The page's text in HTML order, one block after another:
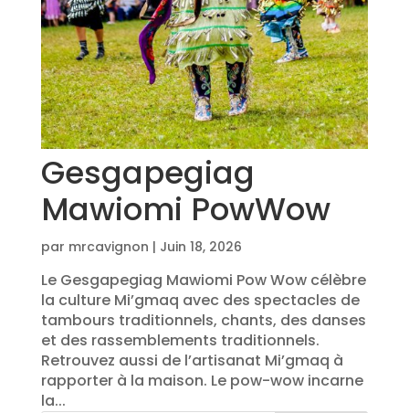
Gesgapegiag
Mawiomi PowWow
par mrcavignon | Juin 18, 2026
Le Gesgapegiag Mawiomi Pow Wow célèbre
la culture Mi’gmaq avec des spectacles de
tambours traditionnels, chants, des danses
et des rassemblements traditionnels.
Retrouvez aussi de l’artisanat Mi’gmaq à
rapporter à la maison. Le pow-wow incarne
la...